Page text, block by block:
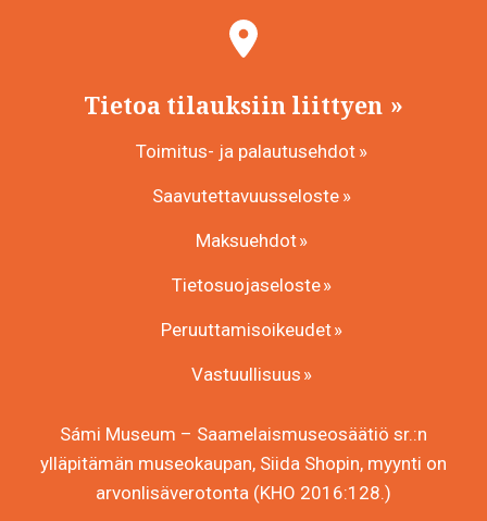
Tietoa tilauksiin liittyen
Toimitus- ja palautusehdot
Saavutettavuusseloste
Maksuehdot
Tietosuojaseloste
Peruuttamisoikeudet
Vastuullisuus
Sámi Museum – Saamelaismuseosäätiö sr.:n
ylläpitämän museokaupan, Siida Shopin, myynti on
arvonlisäverotonta (KHO 2016:128.)